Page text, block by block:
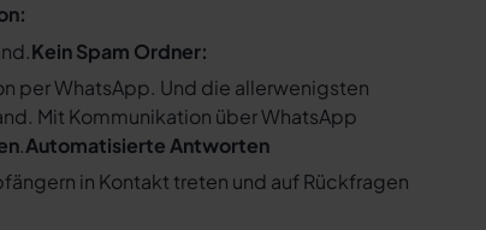
Kein Spam Ordner:
per WhatsApp. Und die allerwenigsten
Mit Kommunikation über WhatsApp
.Automatisierte Antworten
in Kontakt treten und auf Rückfragen